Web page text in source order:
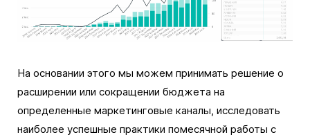
На основании этого мы можем принимать решение о
расширении или сокращении бюджета на
определенные маркетинговые каналы, исследовать
наиболее успешные практики помесячной работы с